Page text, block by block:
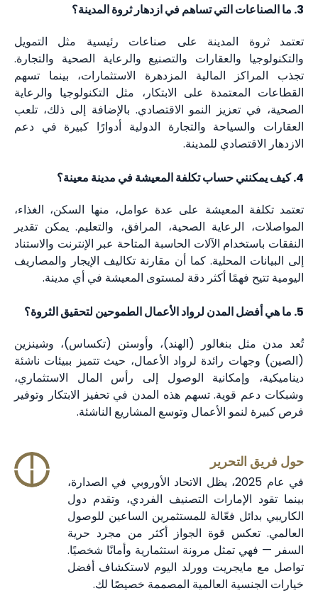
3. ما الصناعات التي تساهم في ازدهار ثروة المدينة؟
تعتمد ثروة المدينة على صناعات رئيسية مثل التمويل
والتكنولوجيا والعقارات والتصنيع والرعاية الصحية والتجارة.
تجذب المراكز المالية المزدهرة الاستثمارات، بينما تسهم
القطاعات المعتمدة على الابتكار، مثل التكنولوجيا والرعاية
الصحية، في تعزيز النمو الاقتصادي. بالإضافة إلى ذلك، تلعب
العقارات والسياحة والتجارة الدولية أدوارًا كبيرة في دعم
الازدهار الاقتصادي للمدينة.
4. كيف يمكنني حساب تكلفة المعيشة في مدينة معينة؟
تعتمد تكلفة المعيشة على عدة عوامل، منها السكن، الغذاء،
المواصلات، الرعاية الصحية، المرافق، والتعليم. يمكن تقدير
النفقات باستخدام الآلات الحاسبة المتاحة عبر الإنترنت والاستناد
إلى البيانات المحلية. كما أن مقارنة تكاليف الإيجار والمصاريف
اليومية تتيح فهمًا أكثر دقة لمستوى المعيشة في أي مدينة.
5. ما هي أفضل المدن لرواد الأعمال الطموحين لتحقيق الثروة؟
تُعد مدن مثل بنغالور (الهند)، وأوستن (تكساس)، وشينزين
(الصين) وجهات رائدة لرواد الأعمال، حيث تتميز ببيئات ناشئة
ديناميكية، وإمكانية الوصول إلى رأس المال الاستثماري،
وشبكات دعم قوية. تسهم هذه المدن في تحفيز الابتكار وتوفير
فرص كبيرة لنمو الأعمال وتوسع المشاريع الناشئة.
حول فريق التحرير
في عام 2025، يظل الاتحاد الأوروبي في الصدارة،
بينما تقود الإمارات التصنيف الفردي، وتقدم دول
الكاريبي بدائل فعّالة للمستثمرين الساعين للوصول
العالمي. تعكس قوة الجواز أكثر من مجرد حرية
السفر — فهي تمثل مرونة استثمارية وأمانًا شخصيًا.
تواصل مع مايجريت وورلد اليوم لاستكشاف أفضل
خيارات الجنسية العالمية المصممة خصيصًا لك.